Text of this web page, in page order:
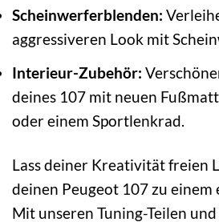
Scheinwerferblenden:
aggressiveren Look mit
Interieur-Zubehör:
deines 107 mit neuen
oder einem Sportlenkrad.
Lass deiner Kreativität freien
deinen Peugeot 107 zu einem
Mit unseren Tuning-Teilen